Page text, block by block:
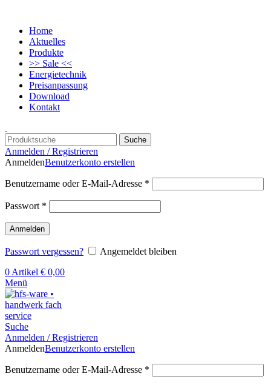
Home
Aktuelles
Produkte
>> Sale <<
Energietechnik
Preisanpassung
Download
Kontakt
Suche
Anmelden / Registrieren
AnmeldenBenutzerkonto erstellen
Benutzername oder E-Mail-Adresse *
Passwort *
Anmelden
Passwort vergessen?
Angemeldet bleiben
0 Artikel € 0,00
Menü
Suche
Anmelden / Registrieren
AnmeldenBenutzerkonto erstellen
Benutzername oder E-Mail-Adresse *